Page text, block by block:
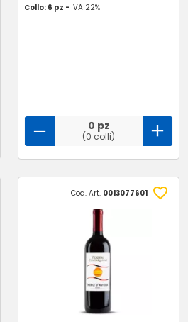
Collo: 6 pz - IVA 22%
0 pz
(0 colli)
Cod. Art. 0013077601